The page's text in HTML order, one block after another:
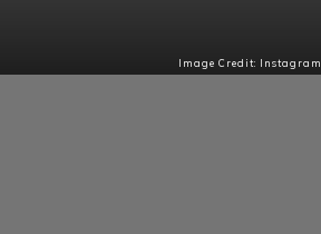
Image Credit: Instagram